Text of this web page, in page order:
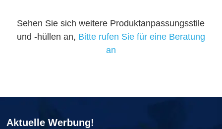
Sehen Sie sich weitere Produktanpassungsstile
und -hüllen an, Bitte rufen Sie für eine Beratung
an
Aktuelle Werbung!